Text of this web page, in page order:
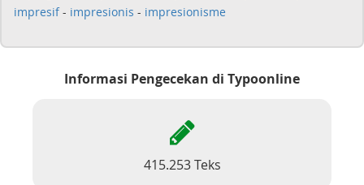
impresif- impresionis - impresionisme
Informasi Pengecekan di Typoonline
415.253 Teks